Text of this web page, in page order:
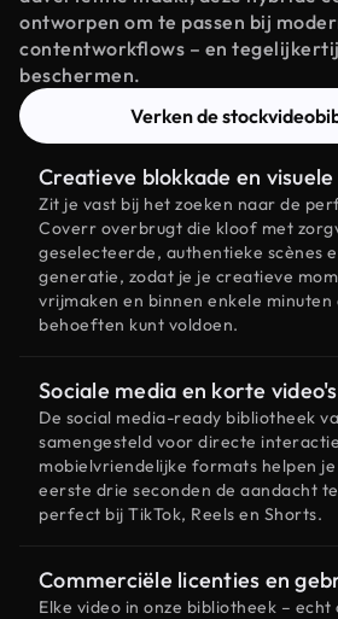
ontworpen om te passen bij
contentworkflows – en
beschermen.
Verken de
Creatieve blokkade en visuele
Zit je vast bij het zoeken naar de
Coverr overbrugt die kloof met
geselecteerde, authentieke scènes
generatie, zodat je je creatieve
vrijmaken en binnen enkele minuten
behoeften kunt voldoen.
Sociale media en korte video's
De social media-ready bibliotheek
samengesteld voor directe
mobielvriendelijke formats helpen je
eerste drie seconden de aandacht
perfect bij TikTok, Reels en Shorts.
Commerciële licenties en
Elke video in onze bibliotheek –